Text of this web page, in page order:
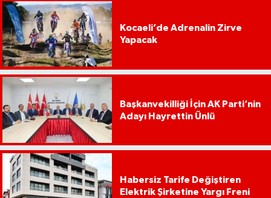
Kocaeli’de Adrenalin Zirve
Yapacak
Başkanvekilliği İçin AK Parti’nin
Adayı Hayrettin Ünlü
Habersiz Tarife Değiştiren
Elektrik Şirketine Yargı Freni